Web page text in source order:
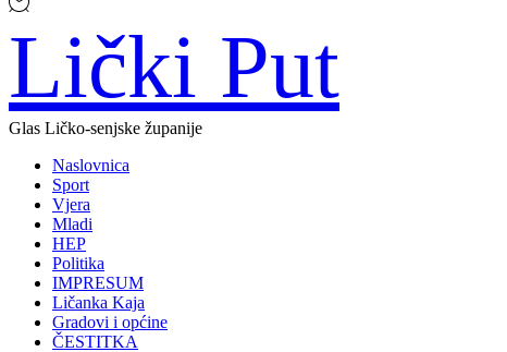
Lički Put
Glas Ličko-senjske županije
Naslovnica
Sport
Vjera
Mladi
HEP
Politika
IMPRESUM
Ličanka Kaja
Gradovi i općine
ČESTITKA